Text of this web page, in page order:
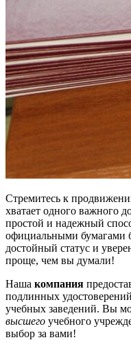
Стремитесь к
хватает одного важного
простой и надежный
официальными бумагами
достойный статус и
проще, чем вы думали!
Наша компания
подлинных
учебных заведений. Вы
высшего учебного
выбор за вами!